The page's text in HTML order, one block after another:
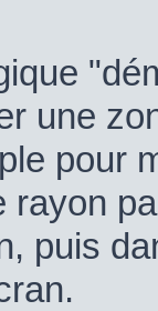
une
pour
rayon
puis